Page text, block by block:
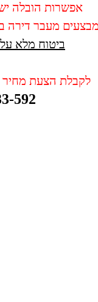
אפשרות הובלה
מבצעים מעבר דירה
ביטוח מלא
לקבלת הצעת מחיר
592